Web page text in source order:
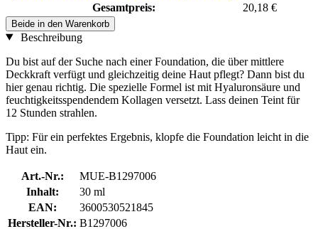
Gesamtpreis:
20,18 €
Beide in den Warenkorb
Beschreibung
Du bist auf der Suche nach einer Foundation, die über mittlere
Deckkraft verfügt und gleichzeitig deine Haut pflegt? Dann bist du
hier genau richtig. Die spezielle Formel ist mit Hyaluronsäure und
feuchtigkeitsspendendem Kollagen versetzt. Lass deinen Teint für
12 Stunden strahlen.
Tipp: Für ein perfektes Ergebnis, klopfe die Foundation leicht in die
Haut ein.
Art.-Nr.:
MUE-B1297006
Inhalt:
30 ml
EAN:
3600530521845
Hersteller-Nr.: B1297006